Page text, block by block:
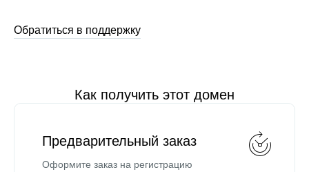
Обратиться в поддержку
Как получить этот домен
Предварительный заказ
Оформите заказ на регистрацию